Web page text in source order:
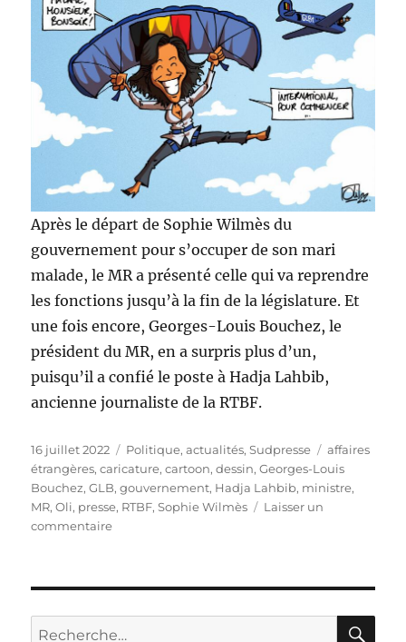
Après le départ de Sophie Wilmès du
gouvernement pour s’occuper de son mari
malade, le MR a présenté celle qui va reprendre
les fonctions jusqu’à la fin de la législature. Et
une fois encore, Georges-Louis Bouchez, le
président du MR, en a surpris plus d’un,
puisqu’il a confié le poste à Hadja Lahbib,
ancienne journaliste de la RTBF.
Publié
le
16 juillet 2022 Catégories
Politique, actualités,Sudpresse Étiquettes
affaires
étrangères,caricature,cartoon,dessin,Georges-Louis
Bouchez,GLB,gouvernement, Hadja Lahbib, ministre,
MR,Oli, presse, RTBF,Sophie Wilmès
Laisser un
commentairesur
étrangères
Recherche